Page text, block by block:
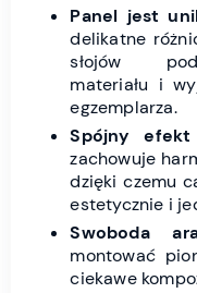
Panel jest
delikatne
słojów
materiału i
egzemplarza.
Spójny efekt
zachowuje
dzięki czemu
estetycznie i
Swoboda
montować
ciekawe